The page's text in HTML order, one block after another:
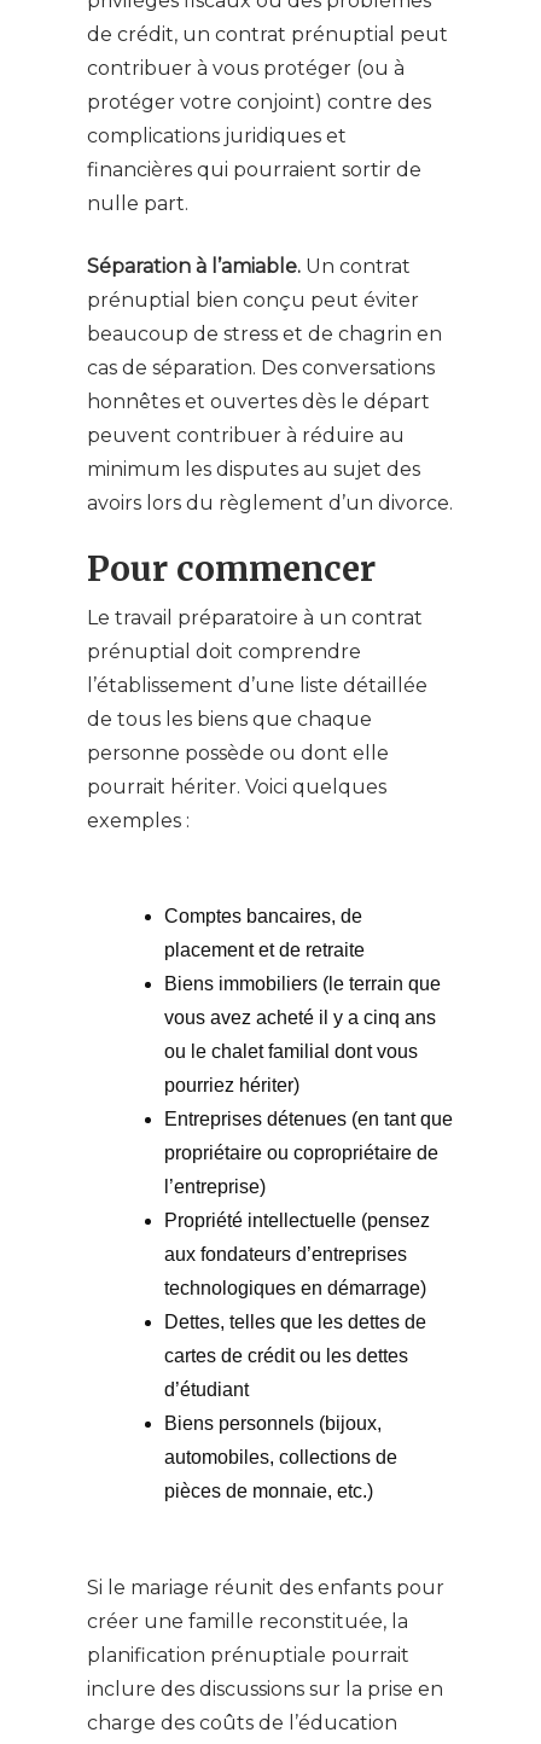
de crédit, un contrat prénuptial peut
contribuer à vous protéger (ou à
protéger votre conjoint) contre des
complications juridiques et
financières qui pourraient sortir de
nulle part.
Séparation à l’amiable. Un contrat
prénuptial bien conçu peut éviter
beaucoup de stress et de chagrin en
cas de séparation. Des conversations
honnêtes et ouvertes dès le départ
peuvent contribuer à réduire au
minimum les disputes au sujet des
avoirs lors du règlement d’un divorce.
Pour commencer
Le travail préparatoire à un contrat
prénuptial doit comprendre
l’établissement d’une liste détaillée
de tous les biens que chaque
personne possède ou dont elle
pourrait hériter. Voici quelques
exemples :
Comptes bancaires, de
placement et de retraite
Biens immobiliers (le terrain que
vous avez acheté il y a cinq ans
ou le chalet familial dont vous
pourriez hériter)
Entreprises détenues (en tant que
propriétaire ou copropriétaire de
l’entreprise)
Propriété intellectuelle (pensez
aux fondateurs d’entreprises
technologiques en démarrage)
Dettes, telles que les dettes de
cartes de crédit ou les dettes
d’étudiant
Biens personnels (bijoux,
automobiles, collections de
pièces de monnaie, etc.)
Si le mariage réunit des enfants pour
créer une famille reconstituée, la
planification prénuptiale pourrait
inclure des discussions sur la prise en
charge des coûts de l’éducation